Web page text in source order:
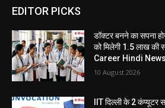
EDITOR PICKS
डॉक्टर बनने का सपना
को मिलेगी 1.5 लाख की
Career Hindi News
10 August 2026
IIT दिल्ली के 2 कंप्यूटर